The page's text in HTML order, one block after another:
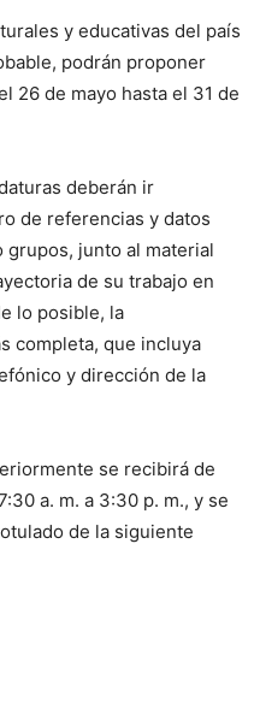
y educativas del país
podrán proponer
26 de mayo hasta el 31 de
deberán ir
de referencias y datos
grupos, junto al material
de su trabajo en
lo posible, la
completa, que incluya
y dirección de la
se recibirá de
a. m. a 3:30 p. m., y se
de la siguiente